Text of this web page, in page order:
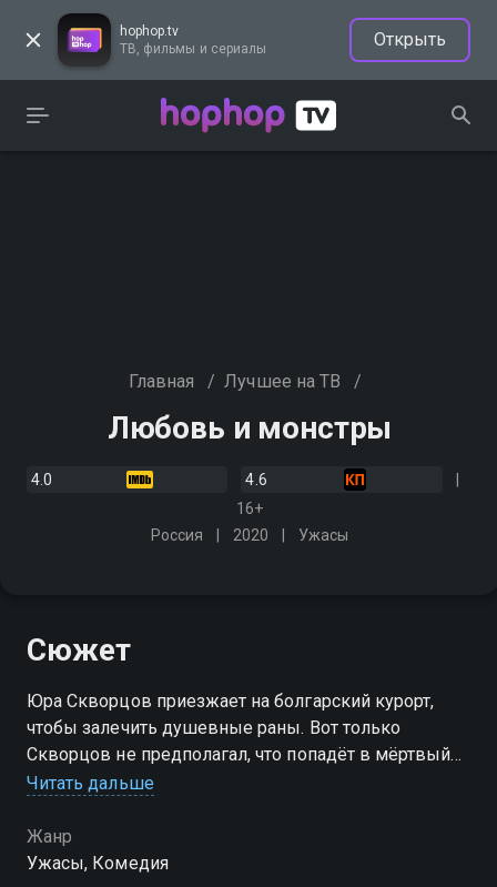
hophop.tv
ТВ, фильмы и сериалы
Открыть
Главная / Лучшее на ТВ /
Любовь и монстры
4.0
4.6
16+
Россия
2020 Ужасы
Сюжет
Юра Скворцов приезжает на болгарский курорт,
чтобы залечить душевные раны. Вот только
Скворцов не предполагал, что попадёт в мёртвый
сезон - причём в буквальном смысле. Сначала
туристы
Читать дальше
Жанр
Ужасы, Комедия